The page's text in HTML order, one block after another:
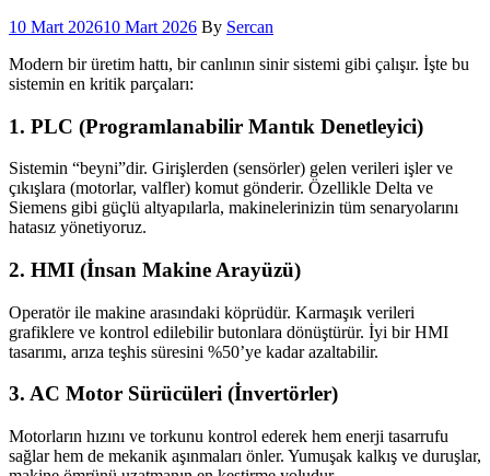
10 Mart 202610 Mart 2026 By Sercan
Modern bir üretim hattı, bir canlının sinir sistemi gibi çalışır. İşte bu
sistemin en kritik parçaları:
1. PLC (Programlanabilir Mantık Denetleyici)
Sistemin “beyni”dir. Girişlerden (sensörler) gelen verileri işler ve
çıkışlara (motorlar, valfler) komut gönderir. Özellikle Delta ve
Siemens gibi güçlü altyapılarla, makinelerinizin tüm senaryolarını
hatasız yönetiyoruz.
2. HMI (İnsan Makine Arayüzü)
Operatör ile makine arasındaki köprüdür. Karmaşık verileri
grafiklere ve kontrol edilebilir butonlara dönüştürür. İyi bir HMI
tasarımı, arıza teşhis süresini %50’ye kadar azaltabilir.
3. AC Motor Sürücüleri (İnvertörler)
Motorların hızını ve torkunu kontrol ederek hem enerji tasarrufu
sağlar hem de mekanik aşınmaları önler. Yumuşak kalkış ve duruşlar,